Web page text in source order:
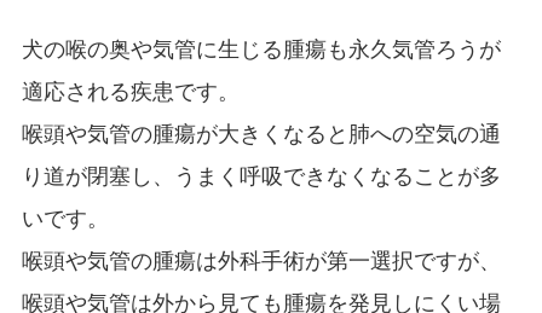
犬の喉の奥や気管に生じる腫瘍も永久気管ろうが
適応される疾患です。
喉頭や気管の腫瘍が大きくなると肺への空気の通
り道が閉塞し、うまく呼吸できなくなることが多
いです。
喉頭や気管の腫瘍は外科手術が第一選択ですが、
喉頭や気管は外から見ても腫瘍を発見しにくい場